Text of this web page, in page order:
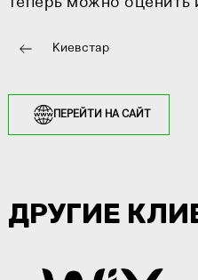
теперь можно оценить
Киевстар
ПЕРЕЙТИ НА САЙТ
ДРУГИЕ